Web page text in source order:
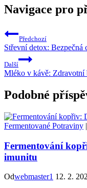
Navigace pro
Předchozí
Střevní detox: Bezpečná
Další
Mléko v kávě: Zdravotní
Podobné
Fermentované Potraviny |
Fermentování
imunitu
Odwebmaster1 12. 2.